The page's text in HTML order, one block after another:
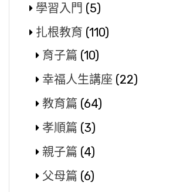
學習入門 (5)
扎根教育 (110)
育子篇 (10)
幸福人生講座 (22)
教育篇 (64)
孝順篇 (3)
親子篇 (4)
父母篇 (6)